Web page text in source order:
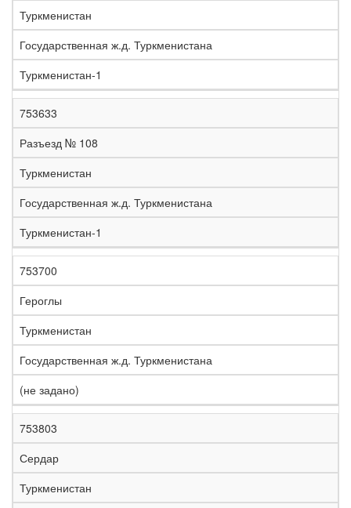
Туркменистан
Государственная ж.д. Туркменистана
Туркменистан-1
753633
Разъезд № 108
Туркменистан
Государственная ж.д. Туркменистана
Туркменистан-1
753700
Героглы
Туркменистан
Государственная ж.д. Туркменистана
(не задано)
753803
Сердар
Туркменистан